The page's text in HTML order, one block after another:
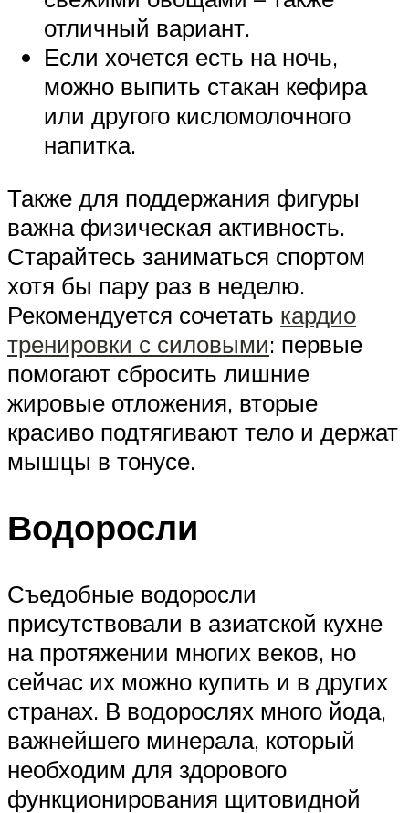
отличный вариант.
Если хочется есть на ночь,
можно выпить стакан кефира
или другого кисломолочного
напитка.
Также для поддержания фигуры
важна физическая активность.
Старайтесь заниматься спортом
хотя бы пару раз в неделю.
Рекомендуется сочетать кардио
тренировки с силовыми: первые
помогают сбросить лишние
жировые отложения, вторые
красиво подтягивают тело и держат
мышцы в тонусе.
Водоросли
Съедобные водоросли
присутствовали в азиатской кухне
на протяжении многих веков, но
сейчас их можно купить и в других
странах. В водорослях много йода,
важнейшего минерала, который
необходим для здорового
функционирования щитовидной